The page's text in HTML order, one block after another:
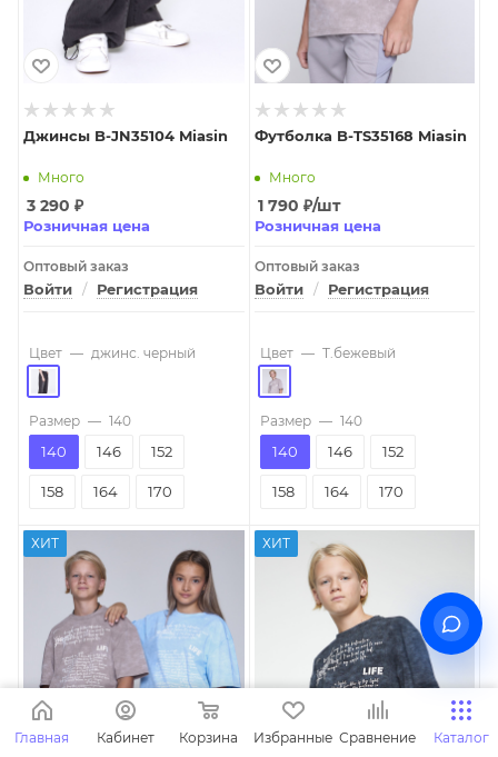
Джинсы B-JN35104 Miasin
Много
3 290 ₽
Розничная цена
Оптовый заказ
Войти / Регистрация
Цвет — джинс. черный
Размер — 140
140 146 152
158 164 170
Футболка B-TS35168 Miasin
Много
1 790 ₽/шт
Розничная цена
Оптовый заказ
Войти / Регистрация
Цвет — T.бежевый
Размер — 140
140 146 152
158 164 170
ХИТ ХИТ
Главная Кабинет Корзина Избранные Сравнение Каталог